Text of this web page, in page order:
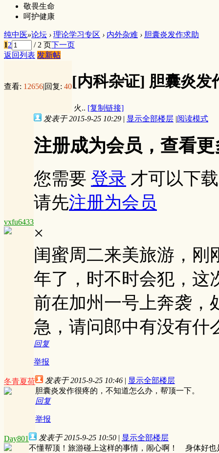
敬畏生命
呵护健康
纯中医»论坛 › 理论学习专区 › 内外杂难 › 胆囊炎发作求助
12 / 2 页下一页
返回列表 发新帖
查看: 12656|回复: 40[内科杂证] 胆囊炎发
火.. [复制链接]
vxfu6433
发表于 2015-9-25 10:29 | 显示全部楼层 |阅读模式
注册成为会员，查看
您需要 登录 才可以下
请先注册为会员
×
闺蜜周二来美旅游，刚
年了，时不时会犯，这
前在加州一号上奔袭，
急，请问郎中有没有什
回复
举报
冬青夏荷 发表于 2015-9-25 10:46 | 显示全部楼层
胆囊炎发作很疼的，不知道怎么办，帮顶一下。
回复
举报
Day801 发表于 2015-9-25 10:50 | 显示全部楼层
不懂帮顶！旅游碰上这样的事情，闹心啊！ 身体好